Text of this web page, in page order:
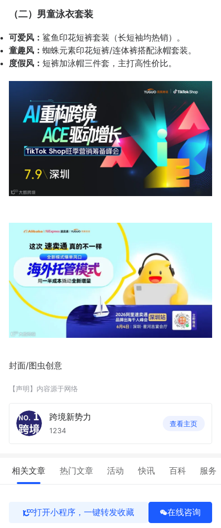
（二）男童泳衣套装
可爱风： 鲨鱼印花短裤套装（长短袖均热销）。
童趣风： 蜘蛛元素印花短裤/连体裤搭配泳帽套装。
度假风： 短裤加泳帽三件套，主打高性价比。
封面/图虫创意
【声明】内容源于网络
跨境新势力
1234
查看主页
相关文章 热门文章 活动 快讯 百科 服务
打开小程序，一键转发收藏 在线咨询